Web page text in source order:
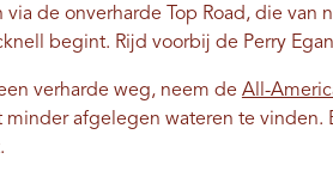
de onverharde Top Road, die
begint. Rijd voorbij de Perry
verharde weg, neem de All-
minder afgelegen wateren te vinden.